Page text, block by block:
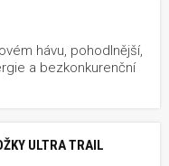
hávu, pohodlnější,
a bezkonkurenční
ULTRA TRAIL